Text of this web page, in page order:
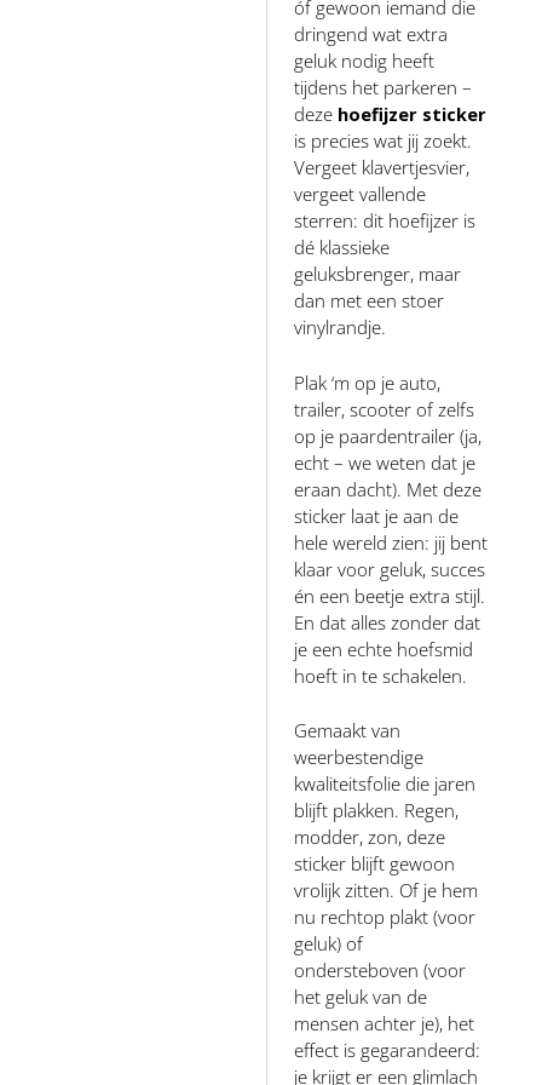
óf gewoon iemand die
dringend wat extra
geluk nodig heeft
tijdens het parkeren –
deze hoefijzer sticker
is precies wat jij zoekt.
Vergeet klavertjesvier,
vergeet vallende
sterren: dit hoefijzer is
dé klassieke
geluksbrenger, maar
dan met een stoer
vinylrandje.
Plak ‘m op je auto,
trailer, scooter of zelfs
op je paardentrailer (ja,
echt – we weten dat je
eraan dacht). Met deze
sticker laat je aan de
hele wereld zien: jij bent
klaar voor geluk, succes
én een beetje extra stijl.
En dat alles zonder dat
je een echte hoefsmid
hoeft in te schakelen.
Gemaakt van
weerbestendige
kwaliteitsfolie die jaren
blijft plakken. Regen,
modder, zon, deze
sticker blijft gewoon
vrolijk zitten. Of je hem
nu rechtop plakt (voor
geluk) of
ondersteboven (voor
het geluk van de
mensen achter je), het
effect is gegarandeerd:
je krijgt er een glimlach